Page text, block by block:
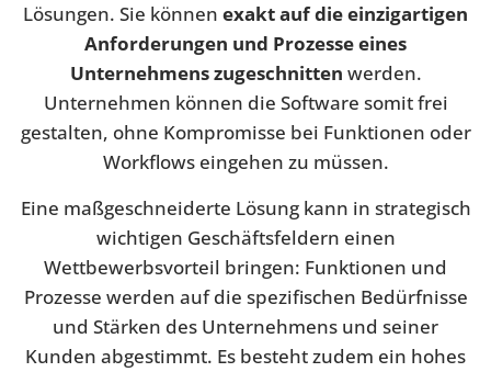
Lösungen. Sie können exakt auf die einzigartigen
Anforderungen und Prozesse eines
Unternehmens zugeschnitten werden.
Unternehmen können die Software somit frei
gestalten, ohne Kompromisse bei Funktionen oder
Workflows eingehen zu müssen.
Eine maßgeschneiderte Lösung kann in strategisch
wichtigen Geschäftsfeldern einen
Wettbewerbsvorteil bringen: Funktionen und
Prozesse werden auf die spezifischen Bedürfnisse
und Stärken des Unternehmens und seiner
Kunden abgestimmt. Es besteht zudem ein hohes